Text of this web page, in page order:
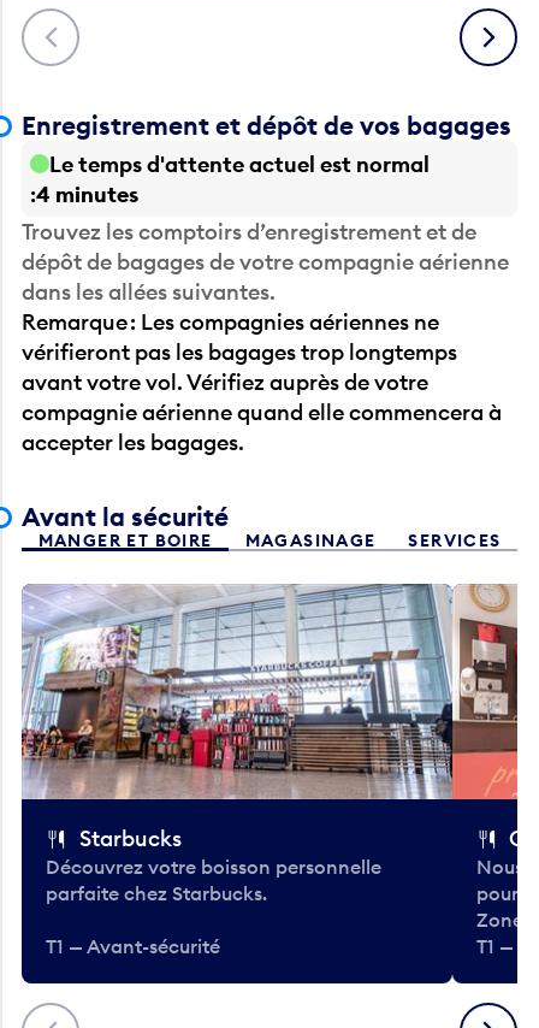
Le temps d'attente actuel est normal
4 minutes
Trouvez les comptoirs d’enregistrement et de
dépôt de bagages de votre compagnie aérienne
dans les allées suivantes.
Remarque : Les compagnies aériennes ne
vérifieront pas les bagages trop longtemps
avant votre vol. Vérifiez auprès de votre
compagnie aérienne quand elle commencera à
accepter les bagages.
MANGER ET BOIRE
Précédent
Découvrez votre boisson personnelle
parfaite chez Starbucks.
Nous
pour
Zone.
T1 —
Suivant